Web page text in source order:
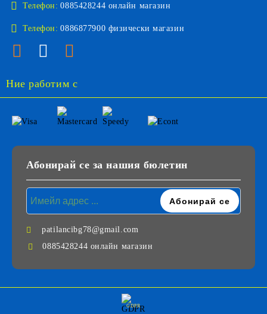
Телефон: 0885428244 онлайн магазин
Телефон: 0886877900 физически магазин
Ние работим с
Абонирай се за нашия бюлетин
patilancibg78@gmail.com
0885428244 онлайн магазин
GDPR